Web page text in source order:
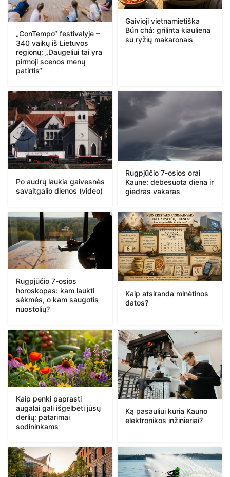
„ConTempo“ festivalyje –
340 vaikų iš Lietuvos
regionų: „Daugeliui tai yra
pirmoji scenos menų
patirtis“
Gaivioji vietnamietiška
Bún chả: grilinta kiauliena
su ryžių makaronais
Po audrų laukia gaivesnės
savaitgalio dienos (video)
Rugpjūčio 7-osios orai
Kaune: debesuota diena ir
giedras vakaras
Rugpjūčio 7-osios
horoskopas: kam laukti
sėkmės, o kam saugotis
nuostolių?
Kaip atsiranda minėtinos
datos?
Kaip penki paprasti
augalai gali išgelbėti jūsų
derlių: patarimai
sodininkams
Ką pasauliui kuria Kauno
elektronikos inžinieriai?